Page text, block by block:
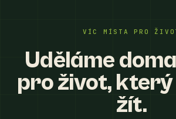
VÍC MÍSTA PRO
Uděláme
pro život,
žít.